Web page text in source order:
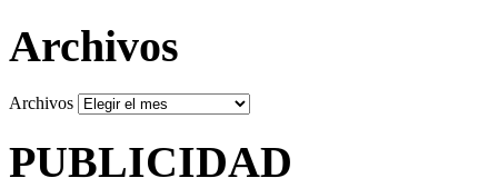
Archivos
Archivos
PUBLICIDAD